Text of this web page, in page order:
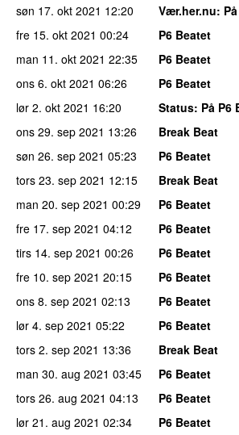
søn 17. okt 2021 12:20 Vær.her.nu:
fre 15. okt 2021 00:24
P6 Beatet
man 11. okt 2021 22:35
P6 Beatet
ons 6. okt 2021 06:26
P6 Beatet
lør 2. okt 2021 16:20 Status: På P6
ons 29. sep 2021 13:26
Break Beat
søn 26. sep 2021 05:23
P6 Beatet
tors 23. sep 2021 12:15
Break Beat
man 20. sep 2021 00:29
P6 Beatet
fre 17. sep 2021 04:12
P6 Beatet
tirs 14. sep 2021 00:26
P6 Beatet
fre 10. sep 2021 20:15
P6 Beatet
ons 8. sep 2021 02:13
P6 Beatet
lør 4. sep 2021 05:22
P6 Beatet
tors 2. sep 2021 13:36
Break Beat
man 30. aug 2021 03:45
P6 Beatet
tors 26. aug 2021 04:13
P6 Beatet
lør 21. aug 2021 02:34
P6 Beatet